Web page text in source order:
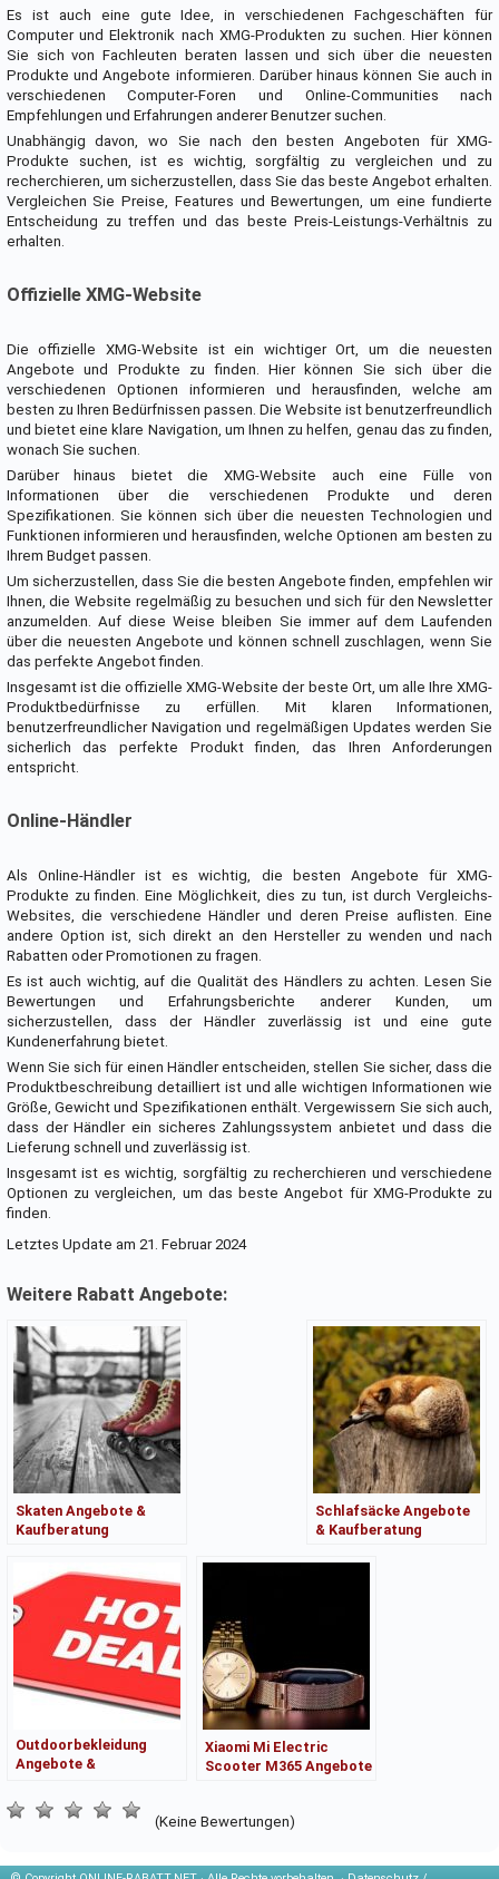
Es ist auch eine gute Idee, in verschiedenen Fachgeschäften für
Computer und Elektronik nach XMG-Produkten zu suchen. Hier können
Sie sich von Fachleuten beraten lassen und sich über die neuesten
Produkte und Angebote informieren. Darüber hinaus können Sie auch in
verschiedenen Computer-Foren und Online-Communities nach
Empfehlungen und Erfahrungen anderer Benutzer suchen.
Unabhängig davon, wo Sie nach den besten Angeboten für XMG-
Produkte suchen, ist es wichtig, sorgfältig zu vergleichen und zu
recherchieren, um sicherzustellen, dass Sie das beste Angebot erhalten.
Vergleichen Sie Preise, Features und Bewertungen, um eine fundierte
Entscheidung zu treffen und das beste Preis-Leistungs-Verhältnis zu
erhalten.
Offizielle XMG-Website
Die offizielle XMG-Website ist ein wichtiger Ort, um die neuesten
Angebote und Produkte zu finden. Hier können Sie sich über die
verschiedenen Optionen informieren und herausfinden, welche am
besten zu Ihren Bedürfnissen passen. Die Website ist benutzerfreundlich
und bietet eine klare Navigation, um Ihnen zu helfen, genau das zu finden,
wonach Sie suchen.
Darüber hinaus bietet die XMG-Website auch eine Fülle von
Informationen über die verschiedenen Produkte und deren
Spezifikationen. Sie können sich über die neuesten Technologien und
Funktionen informieren und herausfinden, welche Optionen am besten zu
Ihrem Budget passen.
Um sicherzustellen, dass Sie die besten Angebote finden, empfehlen wir
Ihnen, die Website regelmäßig zu besuchen und sich für den Newsletter
anzumelden. Auf diese Weise bleiben Sie immer auf dem Laufenden
über die neuesten Angebote und können schnell zuschlagen, wenn Sie
das perfekte Angebot finden.
Insgesamt ist die offizielle XMG-Website der beste Ort, um alle Ihre XMG-
Produktbedürfnisse zu erfüllen. Mit klaren Informationen,
benutzerfreundlicher Navigation und regelmäßigen Updates werden Sie
sicherlich das perfekte Produkt finden, das Ihren Anforderungen
entspricht.
Online-Händler
Als Online-Händler ist es wichtig, die besten Angebote für XMG-
Produkte zu finden. Eine Möglichkeit, dies zu tun, ist durch Vergleichs-
Websites, die verschiedene Händler und deren Preise auflisten. Eine
andere Option ist, sich direkt an den Hersteller zu wenden und nach
Rabatten oder Promotionen zu fragen.
Es ist auch wichtig, auf die Qualität des Händlers zu achten. Lesen Sie
Bewertungen und Erfahrungsberichte anderer Kunden, um
sicherzustellen, dass der Händler zuverlässig ist und eine gute
Kundenerfahrung bietet.
Wenn Sie sich für einen Händler entscheiden, stellen Sie sicher, dass die
Produktbeschreibung detailliert ist und alle wichtigen Informationen wie
Größe, Gewicht und Spezifikationen enthält. Vergewissern Sie sich auch,
dass der Händler ein sicheres Zahlungssystem anbietet und dass die
Lieferung schnell und zuverlässig ist.
Insgesamt ist es wichtig, sorgfältig zu recherchieren und verschiedene
Optionen zu vergleichen, um das beste Angebot für XMG-Produkte zu
finden.
Letztes Update am 21. Februar 2024
Weitere Rabatt Angebote:
Skaten Angebote &
Kaufberatung
Schlafsäcke Angebote
& Kaufberatung
Outdoorbekleidung
Angebote &
Xiaomi Mi Electric
Scooter M365 Angebote
(Keine Bewertungen)